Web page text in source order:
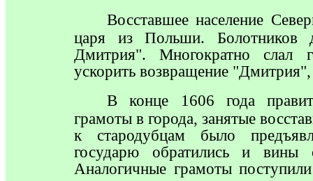
Восставшее население
царя из Польши. Болотников
Дмитрия". Многократно слал
ускорить возвращение "Дмитрия",
В конце 1606 года
грамоты в города, занятые
к стародубцам было
государю обратились и вины
Аналогичные грамоты